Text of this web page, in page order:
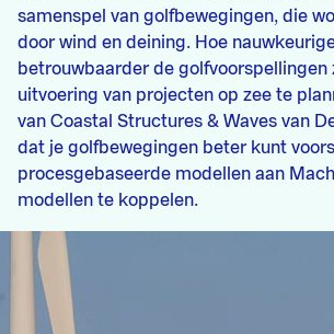
samenspel van golfbewegingen, die
door wind en deining. Hoe
betrouwbaarder de golfvoorspellingen
uitvoering van projecten op zee te
van Coastal Structures & Waves van
dat je golfbewegingen beter kunt
procesgebaseerde modellen aan
modellen te koppelen.